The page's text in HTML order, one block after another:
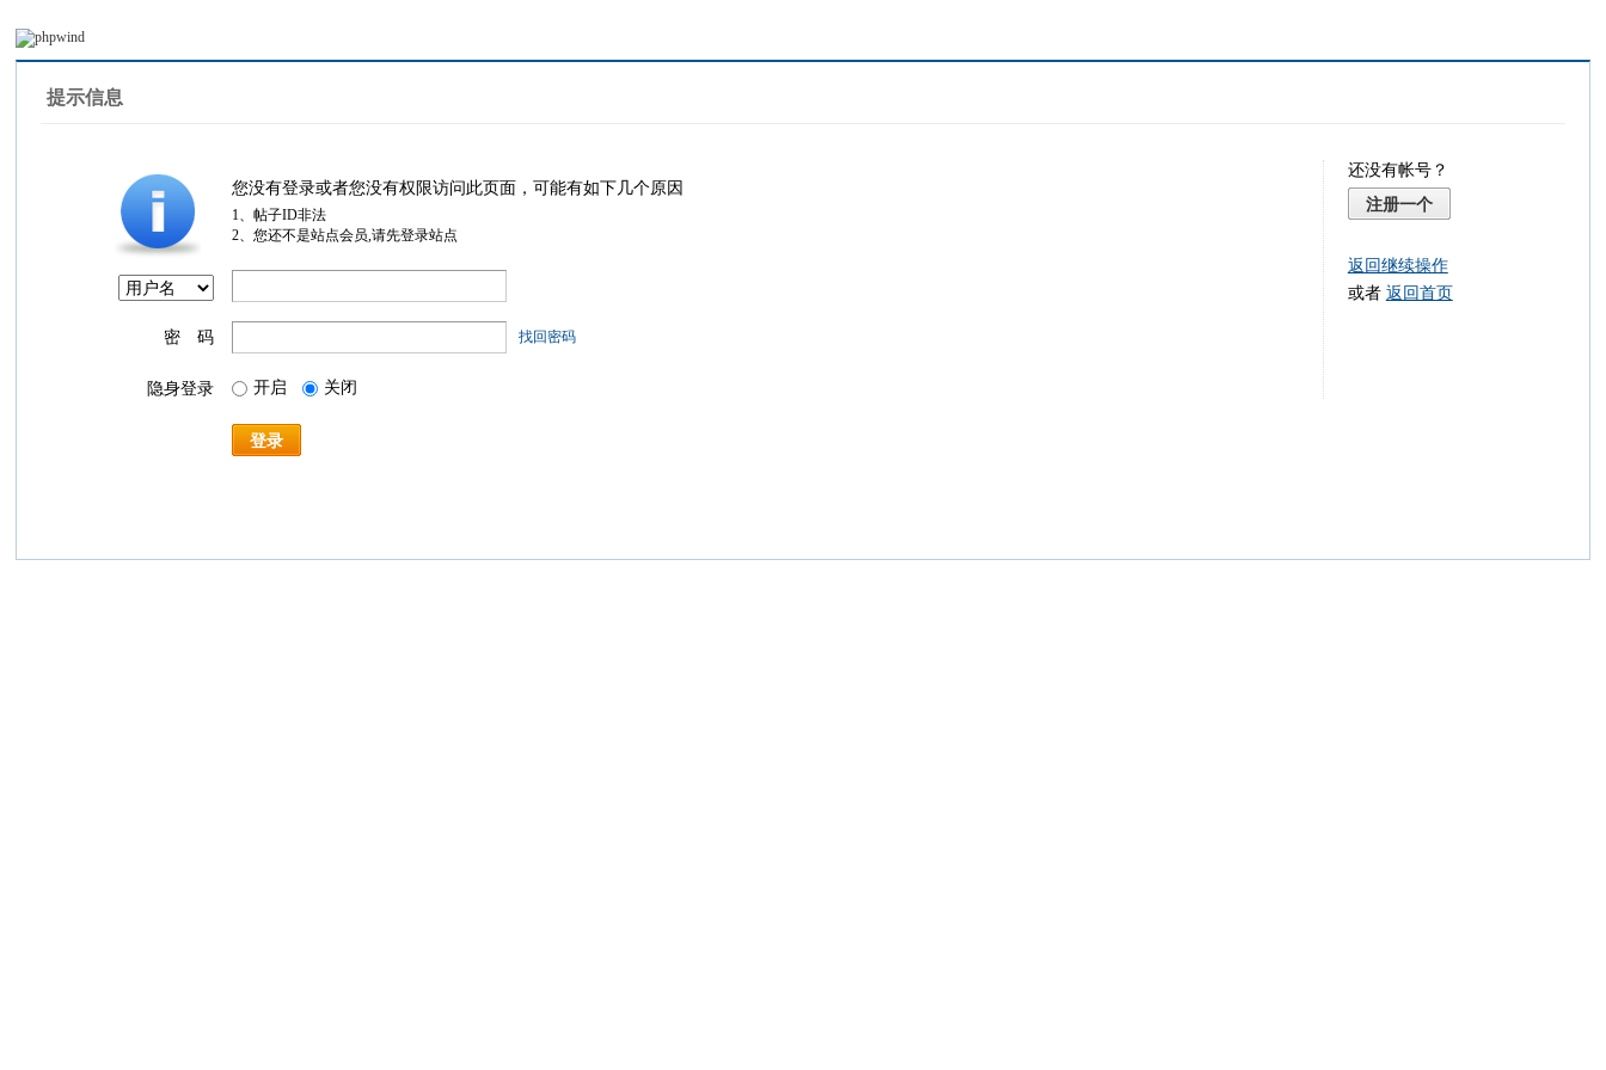
提示信息
您没有登录或者您没有权限访问此页面，可能有如下几个原因
1、帖子ID非法
2、您还不是站点会员,请先登录站点
密 码 找回密码
隐身登录 开启 关闭
登录
还没有帐号？
注册一个
返回继续操作
或者 返回首页